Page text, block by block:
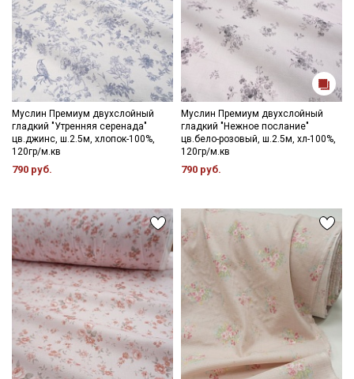
Муслин Премиум двухслойный
гладкий "Утренняя серенада"
цв.джинс, ш.2.5м, хлопок-100%,
120гр/м.кв
790 руб.
Муслин Премиум двухслойный
гладкий "Нежное послание"
цв.бело-розовый, ш.2.5м, хл-100%,
120гр/м.кв
790 руб.